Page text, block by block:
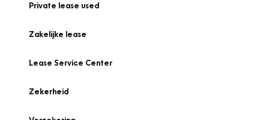
Private lease used
Zakelijke lease
Lease Service Center
Zekerheid